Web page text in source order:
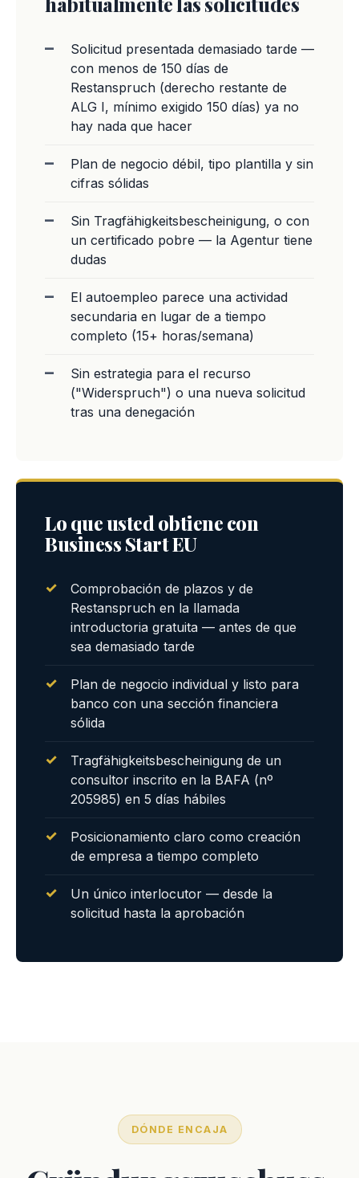
Solicitud presentada demasiado tarde —
con menos de 150 días de
Restanspruch (derecho restante de
ALG I, mínimo exigido 150 días) ya no
hay nada que hacer
Plan de negocio débil, tipo plantilla y sin
cifras sólidas
Sin Tragfähigkeitsbescheinigung, o con
un certificado pobre — la Agentur tiene
dudas
El autoempleo parece una actividad
secundaria en lugar de a tiempo
completo (15+ horas/semana)
Sin estrategia para el recurso
("Widerspruch") o una nueva solicitud
tras una denegación
Lo que usted obtiene con
Business Start EU
Comprobación de plazos y de
Restanspruch en la llamada
introductoria gratuita — antes de que
sea demasiado tarde
Plan de negocio individual y listo para
banco con una sección financiera
sólida
Tragfähigkeitsbescheinigung de un
consultor inscrito en la BAFA (nº
205985) en 5 días hábiles
Posicionamiento claro como creación
de empresa a tiempo completo
Un único interlocutor — desde la
solicitud hasta la aprobación
DÓNDE ENCAJA